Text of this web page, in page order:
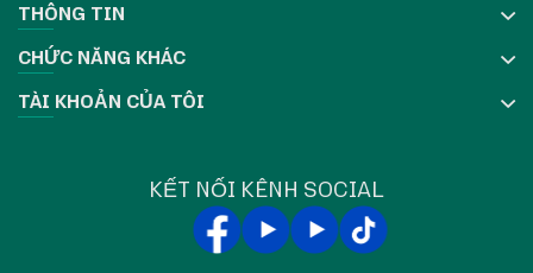
THÔNG TIN
CHỨC NĂNG KHÁC
TÀI KHOẢN CỦA TÔI
KẾT NỐI KÊNH SOCIAL